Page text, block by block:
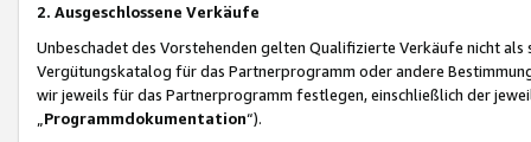
2. Ausgeschlossene Verkäufe
Unbeschadet des Vorstehenden gelten Qualifizierte Verkäufe nicht
Vergütungskatalog für das Partnerprogramm oder andere
wir jeweils für das Partnerprogramm festlegen, einschließlich der
Programmdokumentation“).